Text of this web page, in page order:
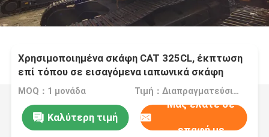
Χρησιμοποιημένα σκάφη CAT 325CL, έκπτωση
επί τόπου σε εισαγόμενα ιαπωνικά σκάφη
MOQ：1 μονάδα Τιμή：Διαπραγματεύσιμος
Καλύτερη τιμή
Μας ελάτε σε
επαφή με